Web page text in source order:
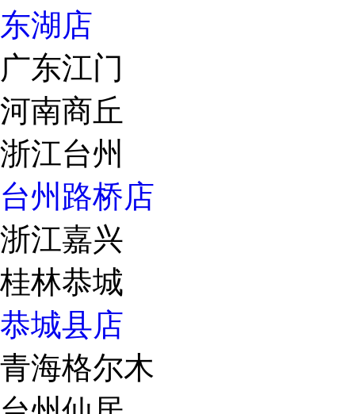
东湖店
广东江门
河南商丘
浙江台州
台州路桥店
浙江嘉兴
桂林恭城
恭城县店
青海格尔木